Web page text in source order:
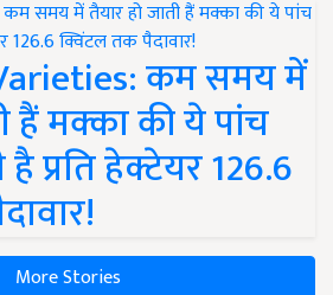
कम समय में
हैं मक्का की ये पांच
प्रति हेक्टेयर 126.6
More Stories